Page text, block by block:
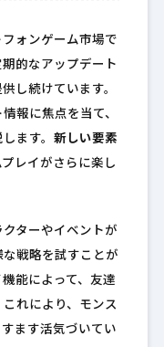
ォンゲーム市場で
的なアップデート
し続けています。
報に焦点を当て、
ます。 新しい要素
レイがさらに楽し
ターやイベントが
戦略を試すことが
能によって、友達
れにより、モンス
ます活気づいてい